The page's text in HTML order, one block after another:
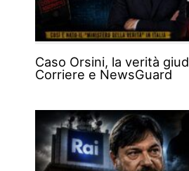
Caso Orsini, la verità
Corriere e NewsGuard